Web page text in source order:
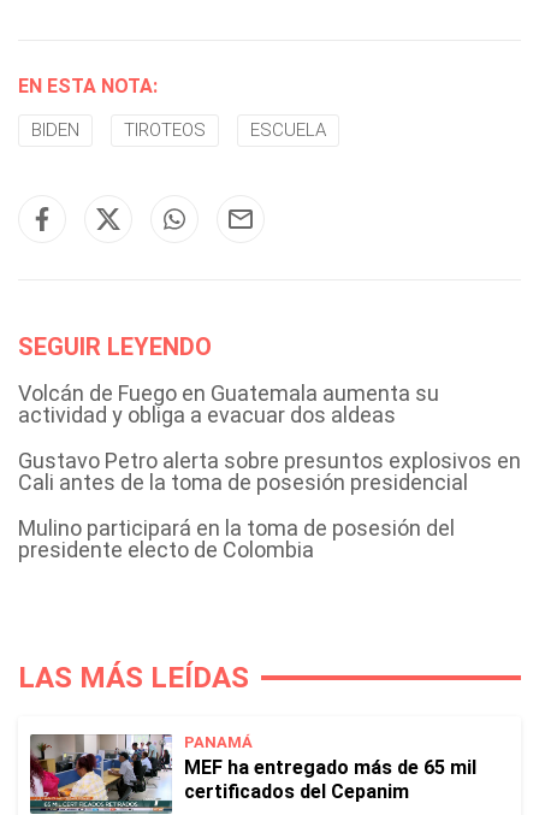
EN ESTA NOTA:
BIDEN TIROTEOS ESCUELA
SEGUIR LEYENDO
Volcán de Fuego en Guatemala aumenta su
actividad y obliga a evacuar dos aldeas
Gustavo Petro alerta sobre presuntos explosivos en
Cali antes de la toma de posesión presidencial
Mulino participará en la toma de posesión del
presidente electo de Colombia
LAS MÁS LEÍDAS
PANAMÁ
MEF ha entregado más de 65 mil
certificados del Cepanim